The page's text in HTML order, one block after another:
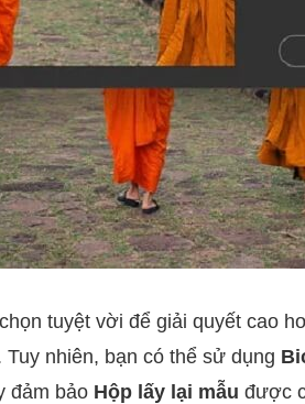
tuyệt vời để giải quyết cao
Tuy nhiên, bạn có thể sử dụng
đảm bảo Hộp lấy lại mẫu được